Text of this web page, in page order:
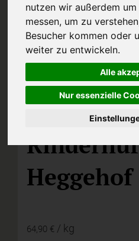
nutzen wir außerdem
messen, um zu
Besucher kommen oder
weiter zu entwickeln.
Alle
Nur essenzielle
Biolandfleischerei
Heggehof
64,90 € / kg